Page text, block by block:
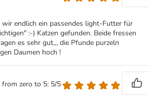
wir endlich ein passendes light-Futter für
:-) Katzen gefunden. Beide fressen
es sehr gut,,, die Pfunde purzeln
Daumen hoch !
from zero to 5: 5/5